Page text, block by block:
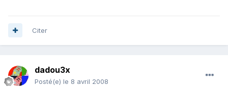
Citer
dadou3x
Posté(e) le 8 avril 2008